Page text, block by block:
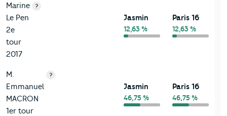
Marine
Le Pen
2e
tour
2017
?
Jasmin
12,63 %
Paris 16
12,63 %
M.
Emmanuel
MACRON
1er tour
?
Jasmin
46,75 %
Paris 16
46,75 %